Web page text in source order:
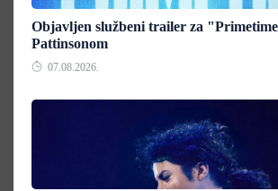
Objavljen službeni trailer za
Pattinsonom
07.08.2026.